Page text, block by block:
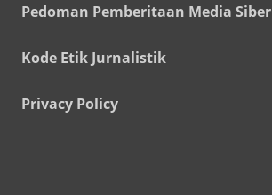
Pedoman Pemberitaan Media Siber
Kode Etik Jurnalistik
Privacy Policy